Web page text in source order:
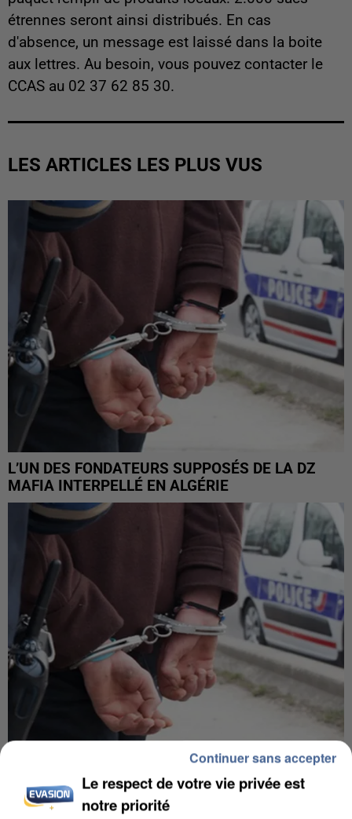
étrennes seront ainsi distribués. En cas
d'absence, un message est laissé dans la boite
aux lettres. Au besoin, vous pouvez contacter le
CCAS au 02 37 62 85 30.
LES ARTICLES LES PLUS VUS
L’UN DES FONDATEURS SUPPOSÉS DE LA DZ
MAFIA INTERPELLÉ EN ALGÉRIE
INTERPELLÉ EN ALGÉRIE
Le respect de votre vie privée est
notre priorité
Continuer sans accepter